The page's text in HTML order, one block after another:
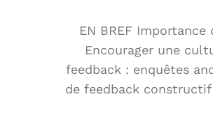
EN BREF
Encourager une
feedback : enquêtes
de feedback